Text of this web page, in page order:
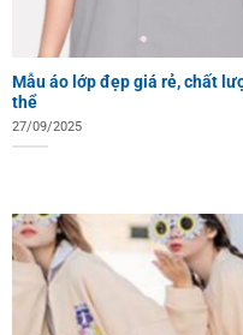
Mẫu áo lớp đẹp giá rẻ, chất
thể
27/09/2025